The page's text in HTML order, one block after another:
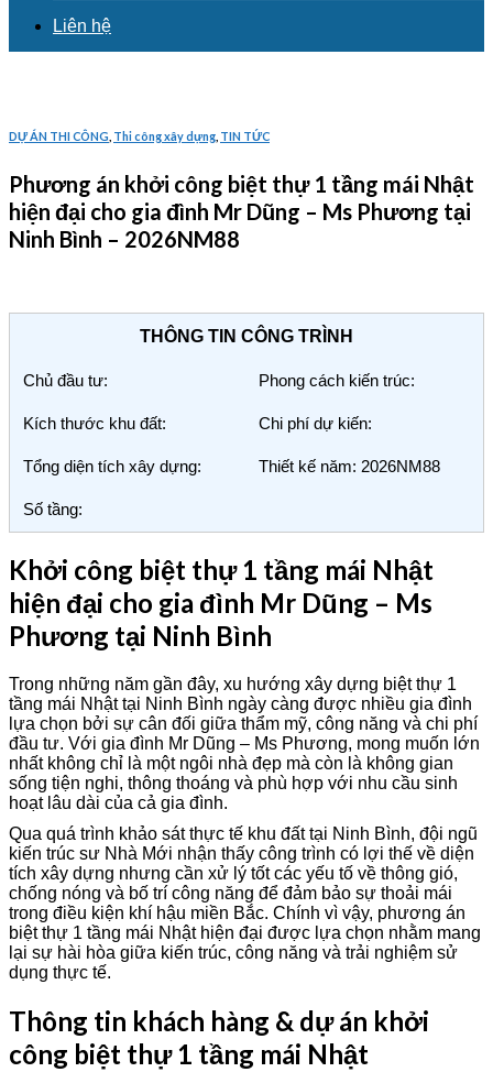
Liên hệ
DỰ ÁN THI CÔNG Thi công xây dựng TIN TỨC
Phương án khởi công biệt thự 1 tầng mái Nhật
hiện đại cho gia đình Mr Dũng – Ms Phương tại
Ninh Bình – 2026NM88
THÔNG TIN CÔNG TRÌNH
Chủ đầu tư: Phong cách kiến trúc:
Kích thước khu đất: Chi phí dự kiến:
Tổng diện tích xây dựng: Thiết kế năm: 2026NM88
Số tầng:
Khởi công biệt thự 1 tầng mái Nhật
hiện đại cho gia đình Mr Dũng – Ms
Phương tại Ninh Bình
Trong những năm gần đây, xu hướng xây dựng biệt thự 1
tầng mái Nhật tại Ninh Bình ngày càng được nhiều gia đình
lựa chọn bởi sự cân đối giữa thẩm mỹ, công năng và chi phí
đầu tư. Với gia đình Mr Dũng – Ms Phương, mong muốn lớn
nhất không chỉ là một ngôi nhà đẹp mà còn là không gian
sống tiện nghi, thông thoáng và phù hợp với nhu cầu sinh
hoạt lâu dài của cả gia đình.
Qua quá trình khảo sát thực tế khu đất tại Ninh Bình, đội ngũ
kiến trúc sư Nhà Mới nhận thấy công trình có lợi thế về diện
tích xây dựng nhưng cần xử lý tốt các yếu tố về thông gió,
chống nóng và bố trí công năng để đảm bảo sự thoải mái
trong điều kiện khí hậu miền Bắc. Chính vì vậy, phương án
biệt thự 1 tầng mái Nhật hiện đại được lựa chọn nhằm mang
lại sự hài hòa giữa kiến trúc, công năng và trải nghiệm sử
dụng thực tế.
Thông tin khách hàng & dự án khởi
công biệt thự 1 tầng mái Nhật